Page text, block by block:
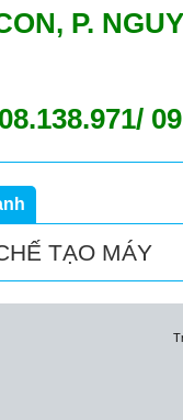
P.
TẠO MÁY